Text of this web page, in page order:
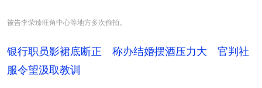
被告李荣臻旺角中心等地方多次偷拍。
银行职员影裙底断正 称办结婚摆酒压力大 官判社
服令望汲取教训